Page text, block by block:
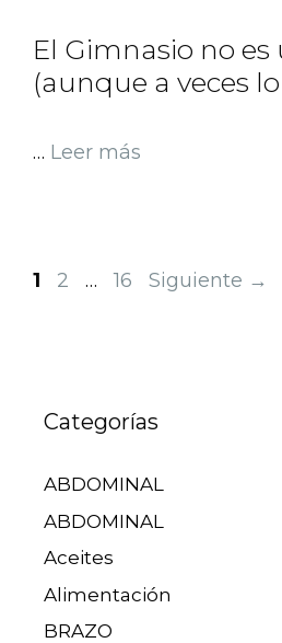
El Gimnasio no es
(aunque a veces
… Leer más
1 2 … 16 Siguiente →
Categorías
ABDOMINAL
ABDOMINAL
Aceites
Alimentación
BRAZO